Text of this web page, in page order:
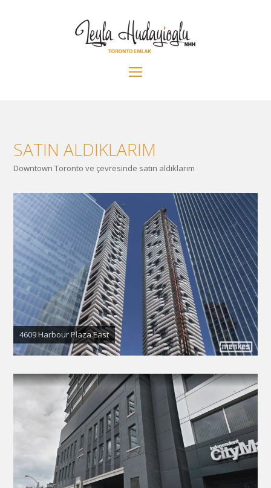
Open
SATIN ALDIKLARIM
Downtown Toronto ve çevresinde satın aldıklarım
4609 Harbour Plaza East